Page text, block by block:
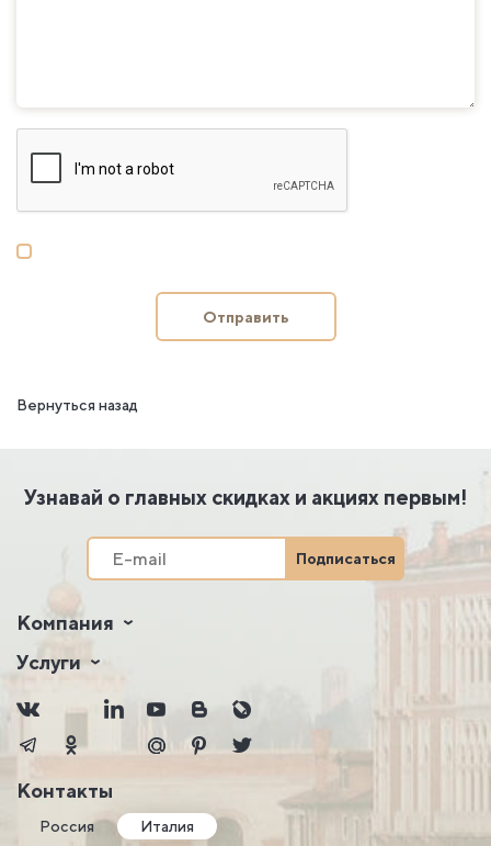
Отправить
Вернуться назад
Узнавай о главных скидках и акциях первым!
Подписаться
Компания
Услуги
Контакты
Россия Италия